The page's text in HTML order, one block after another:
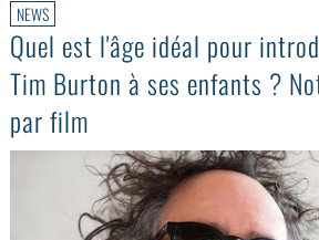
NEWS
Quel est l'âge idéal pour
Tim Burton à ses enfants ?
par film